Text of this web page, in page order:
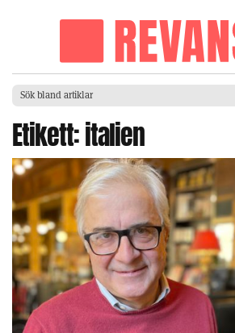
Etikett:italien